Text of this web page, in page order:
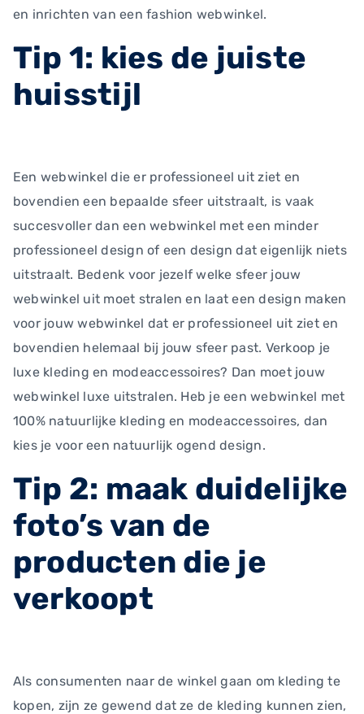
en inrichten van een fashion webwinkel.
Tip 1: kies de juiste
huisstijl
Een webwinkel die er professioneel uit ziet en
bovendien een bepaalde sfeer uitstraalt, is vaak
succesvoller dan een webwinkel met een minder
professioneel design of een design dat eigenlijk niets
uitstraalt. Bedenk voor jezelf welke sfeer jouw
webwinkel uit moet stralen en laat een design maken
voor jouw webwinkel dat er professioneel uit ziet en
bovendien helemaal bij jouw sfeer past. Verkoop je
luxe kleding en modeaccessoires? Dan moet jouw
webwinkel luxe uitstralen. Heb je een webwinkel met
100% natuurlijke kleding en modeaccessoires, dan
kies je voor een natuurlijk ogend design.
Tip 2: maak duidelijke
foto’s van de
producten die je
verkoopt
Als consumenten naar de winkel gaan om kleding te
kopen, zijn ze gewend dat ze de kleding kunnen zien,